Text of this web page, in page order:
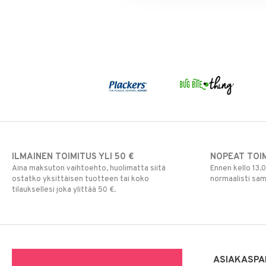
ILMAINEN TOIMITUS YLI 50 €
Aina maksuton vaihtoehto, huolimatta siitä
ostatko yksittäisen tuotteen tai koko
tilauksellesi joka ylittää 50 €.
NOPEAT
Ennen kello
normaalisti